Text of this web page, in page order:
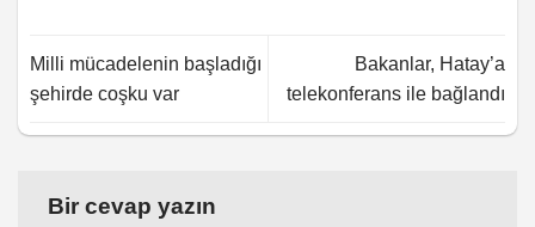
Milli mücadelenin başladığı
şehirde coşku var
Bakanlar, Hatay’a
telekonferans ile bağlandı
Bir cevap yazın